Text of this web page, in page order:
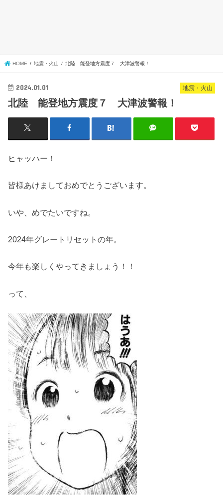
HOME 地震・火山 北陸 能登地方震度７ 大津波警報！
地震・火山
2024.01.01
北陸 能登地方震度７ 大津波警報！
ヒャッハー！
皆様あけましておめでとうございます。
いや、めでたいですね。
2024年グレートリセットの年。
今年も楽しくやってきましょう！！
って、